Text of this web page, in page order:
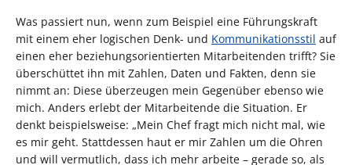
Was passiert nun, wenn zum Beispiel eine Führungskraft
mit einem eher logischen Denk- und Kommunikationsstil auf
einen eher beziehungsorientierten Mitarbeitenden trifft? Sie
überschüttet ihn mit Zahlen, Daten und Fakten, denn sie
nimmt an: Diese überzeugen mein Gegenüber ebenso wie
mich. Anders erlebt der Mitarbeitende die Situation. Er
denkt beispielsweise: „Mein Chef fragt mich nicht mal, wie
es mir geht. Stattdessen haut er mir Zahlen um die Ohren
und will vermutlich, dass ich mehr arbeite – gerade so, als